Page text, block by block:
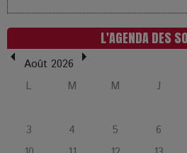
LOL 2.0 : aimer, grandir et se
réseaux
L’Affaire Bojarski : entre faux
humaine
L’or blanc à la croisée des
L'AGENDA DES
Août 2026
L
M M J
3
4 5 6